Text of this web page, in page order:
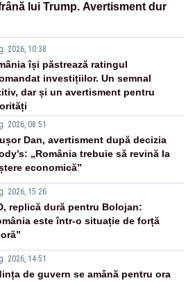
lui Trump. Avertisment dur
2026, 10:38
își păstrează ratingul
investițiilor. Un semnal
dar și un avertisment pentru
2026, 08:51
Dan, avertisment după decizia
„România trebuie să revină la
economică”
2026, 15:26
replică dură pentru Bolojan:
este într-o situație de forță
2026, 14:51
de guvern se amână pentru ora